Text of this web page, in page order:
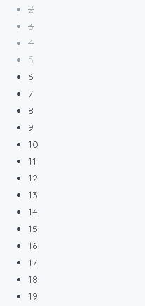
2
3
4
5
6
7
8
9
10
11
12
13
14
15
16
17
18
19